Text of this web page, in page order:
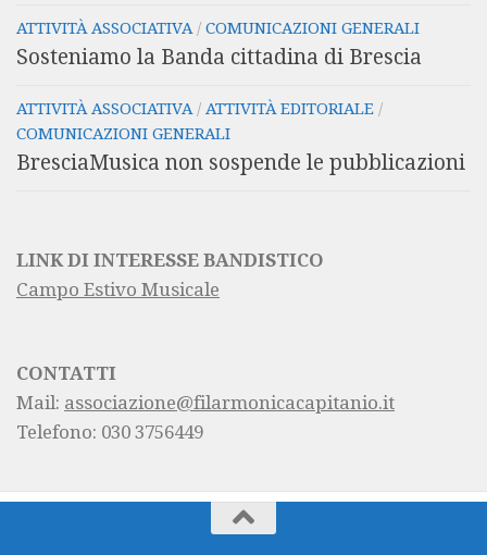
ATTIVITÀ ASSOCIATIVA/ COMUNICAZIONI GENERALI
Sosteniamo la Banda cittadina di Brescia
ATTIVITÀ ASSOCIATIVA/ ATTIVITÀ EDITORIALE /
COMUNICAZIONI GENERALI
BresciaMusica non sospende le pubblicazioni
LINK DI INTERESSE BANDISTICO
Campo Estivo Musicale
CONTATTI
Mail: associazione@filarmonicacapitanio.it
Telefono: 030 3756449